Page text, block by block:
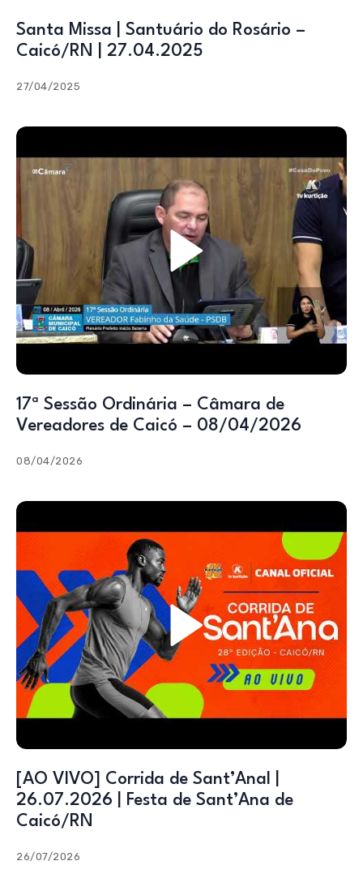
Santa Missa | Santuário do Rosário –
Caicó/RN | 27.04.2025
27/04/2025
17ª Sessão Ordinária – Câmara de
Vereadores de Caicó – 08/04/2026
08/04/2026
[AO VIVO] Corrida de Sant’Anal |
26.07.2026 | Festa de Sant’Ana de
Caicó/RN
26/07/2026